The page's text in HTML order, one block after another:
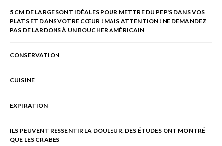
5 CM DE LARGE SONT IDÉALES POUR METTRE DU PEP'S DANS VOS
PLATS ET DANS VOTRE CŒUR ! MAIS ATTENTION ! NE DEMANDEZ
PAS DE LARDONS À UN BOUCHER AMÉRICAIN
CONSERVATION
CUISINE
EXPIRATION
ILS PEUVENT RESSENTIR LA DOULEUR. DES ÉTUDES ONT MONTRÉ
QUE LES CRABES